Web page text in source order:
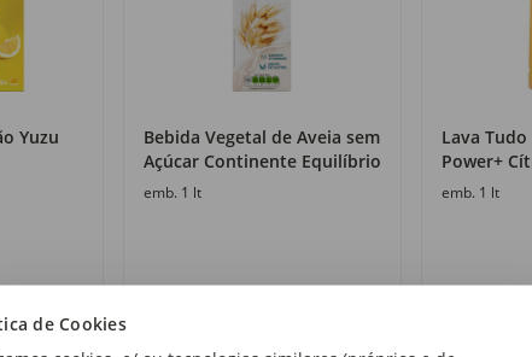
de Cookies
Yuzu
Bebida Vegetal de Aveia sem
Açúcar Continente Equilíbrio
emb. 1 lt
1
Lava
Power+
emb. 1 lt
1